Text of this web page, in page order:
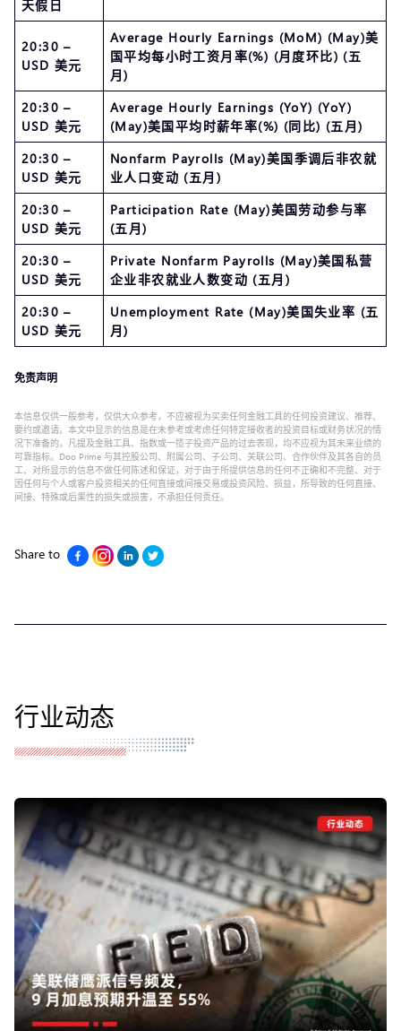
天假日
20:30 –
USD 美元
Average Hourly Earnings (MoM) (May)美
国平均每小时工资月率(%) (月度环比) (五
月)
20:30 –
USD 美元
Average Hourly Earnings (YoY) (YoY)
(May)美国平均时薪年率(%) (同比) (五月)
20:30 –
USD 美元
Nonfarm Payrolls (May)美国季调后非农就
业人口变动 (五月)
20:30 –
USD 美元
Participation Rate (May)美国劳动参与率
(五月)
20:30 –
USD 美元
Private Nonfarm Payrolls (May)美国私营
企业非农就业人数变动 (五月)
20:30 –
USD 美元
Unemployment Rate (May)美国失业率 (五
月)
免责声明
本信息仅供一般参考，仅供大众参考，不应被视为买卖任何金融工具的任何投资建议、推荐、
要约或邀请。本文中显示的信息是在未参考或考虑任何特定接收者的投资目标或财务状况的情
况下准备的。凡提及金融工具、指数或一揽子投资产品的过去表现，均不应视为其未来业绩的
可靠指标。Doo Prime 与其控股公司、附属公司、子公司、关联公司、合作伙伴及其各自的员
工、对所显示的信息不做任何陈述和保证，对于由于所提供信息的任何不正确和不完整、对于
因任何与个人或客户投资相关的任何直接或间接交易或投资风险、损益，所导致的任何直接、
间接、特殊或后果性的损失或损害，不承担任何责任。
Share to
行业动态